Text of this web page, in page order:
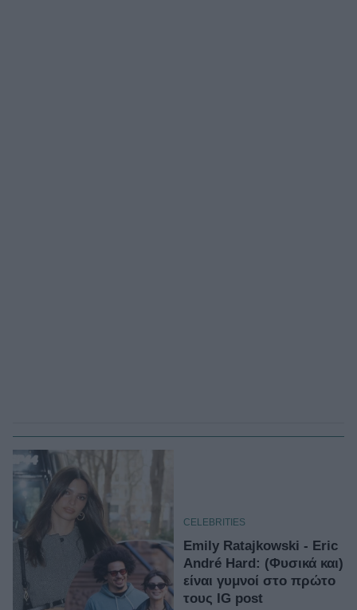
CELEBRITIES
Emily Ratajkowski - Eric
André Hard: (Φυσικά και)
είναι γυμνοί στο πρώτο
τους IG post